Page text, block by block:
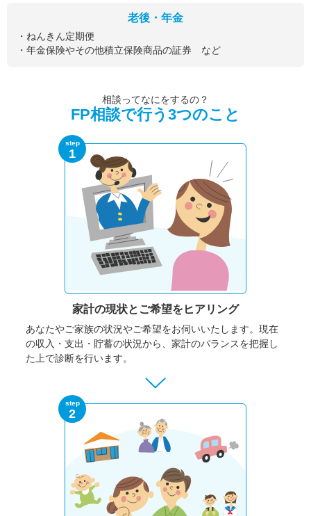
老後・年金
・ねんきん定期便
・年金保険やその他積立保険商品の証券 など
相談ってなにをするの？
FP相談で行う3つのこと
step
1
家計の現状と ご希望をヒアリング
あなたやご家族の状況やご希望をお伺いいたします。 現在
の収入・支出・貯蓄の状況から、家計のバランスを把握し
た上で診断を行います。
step
2